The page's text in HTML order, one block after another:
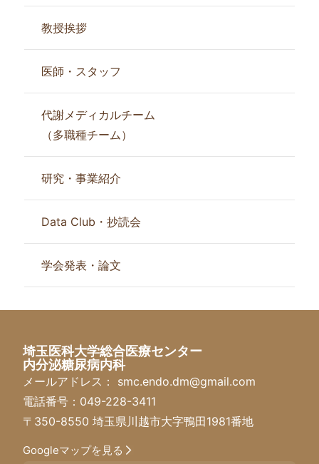
教授挨拶
医師・スタッフ
代謝メディカルチーム
（多職種チーム）
研究・事業紹介
Data Club・抄読会
学会発表・論文
埼玉医科大学総合医療センター
内分泌糖尿病内科
メールアドレス： smc.endo.dm@gmail.com
電話番号： 049-228-3411
〒350-8550 埼玉県川越市大字鴨田1981番地
Googleマップを見る